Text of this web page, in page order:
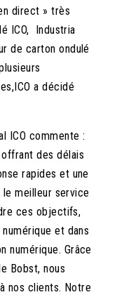
direct » très
ICO, Industria
de carton ondulé
a décidé
ICO commente :
offrant des délais
rapides et une
meilleur service
ces objectifs,
et dans
numérique. Grâce
Bobst, nous
nos clients. Notre